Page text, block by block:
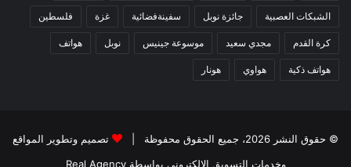
الشبكات العصبية جائزة نوبل سفينةفضائية غزة فلسطين
كرة القدم مجدي سعيد موسوعة جينيس نوبل هواتف
هواتف ذكية هواوي هونار
© حقوق النشر 2026، جميع الحقوق محفوظة |
تصميم وتطوير المواقع
وخدمات التسويق الإلكتروني بواسطة Real Agency